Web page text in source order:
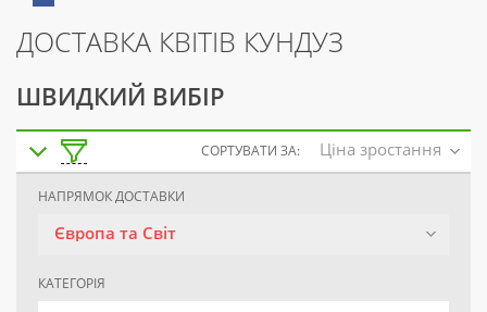
ДОСТАВКА КВІТІВ КУНДУЗ
ШВИДКИЙ ВИБІР
СОРТУВАТИ ЗА: Ціна зростання
НАПРЯМОК ДОСТАВКИ
Європа та Світ
КАТЕГОРІЯ